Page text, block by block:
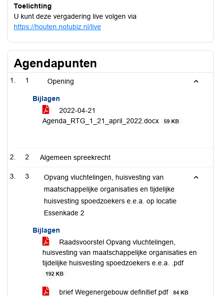
Toelichting
U kunt deze vergadering live volgen via
https://houten.notubiz.nl/live
Agendapunten
1 Opening
Bijlagen
2022-04-21
Agenda_RTG_1_21_april_2022.docx
59 KB
2 Algemeen spreekrecht
3
Opvang vluchtelingen, huisvesting van
maatschappelijke organisaties en tijdelijke
huisvesting spoedzoekers e.e.a. op locatie
Essenkade 2
Bijlagen
Raadsvoorstel Opvang vluchtelingen,
huisvesting van maatschappelijke organisaties en
tijdelijke huisvesting spoedzoekers e.e.a. .pdf
192 KB
brief Wegenergebouw definitief.pdf 84 KB